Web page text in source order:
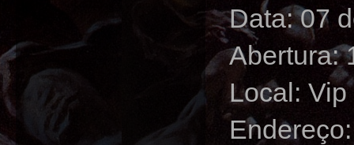
Data: 07
Abertura:
Local: